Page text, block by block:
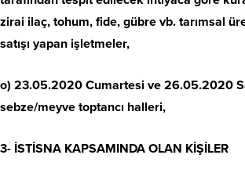
zirai ilaç, tohum, fide, gübre vb. tarımsal
satışı yapan işletmeler,
o) 23.05.2020 Cumartesi ve 26.05.2020
sebze/meyve toptancı halleri,
3- İSTİSNA KAPSAMINDA OLAN KİŞİLER